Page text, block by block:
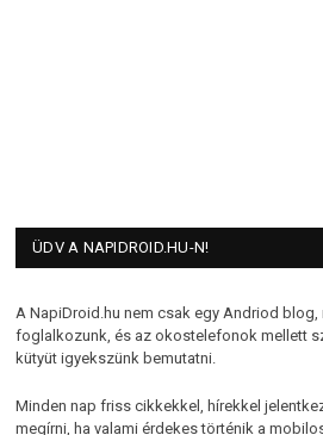
ÜDV A NAPIDROID.HU-N!
A NapiDroid.hu nem csak egy Andriod blog,
foglalkozunk, és az okostelefonok mellett
kütyüt igyekszünk bemutatni.
Minden nap friss cikkekkel, hírekkel
megírni, ha valami érdekes történik a